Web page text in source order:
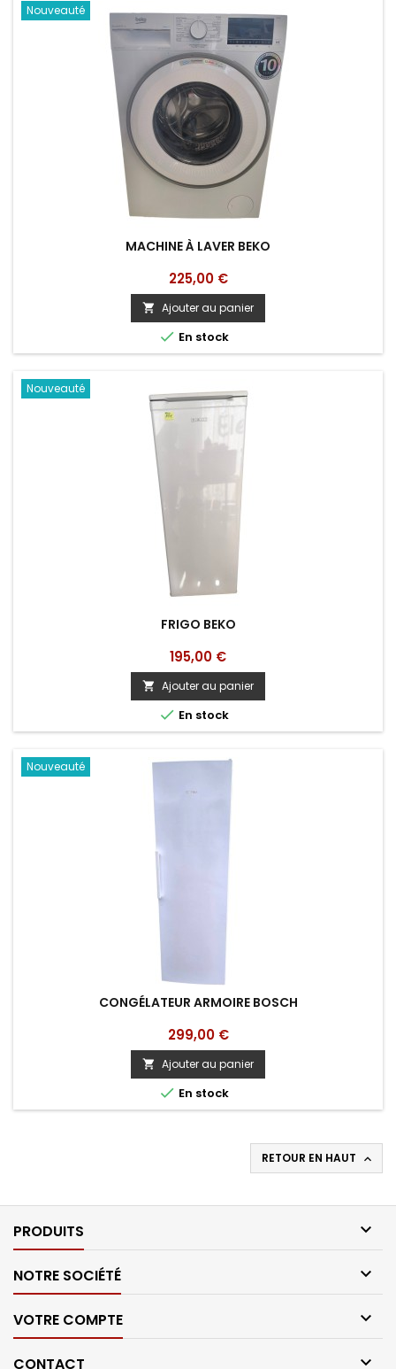
Nouveauté
MACHINE À LAVER BEKO
Prix
225,00 €
 Ajouter au panier
 En stock
Nouveauté
FRIGO BEKO
Prix
195,00 €
 Ajouter au panier
 En stock
Nouveauté
CONGÉLATEUR ARMOIRE BOSCH
Prix
299,00 €
 Ajouter au panier
 En stock
RETOUR EN HAUT 
PRODUITS 
NOTRE SOCIÉTÉ 
VOTRE COMPTE 
CONTACT 